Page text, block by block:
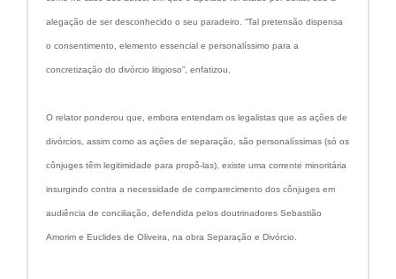
alegação de ser desconhecido o seu paradeiro. “Tal pretensão dispensa
o consentimento, elemento essencial e personalíssimo para a
concretização do divórcio litigioso”, enfatizou.
O relator ponderou que, embora entendam os legalistas que as ações de
divórcios, assim como as ações de separação, são personalíssimas (só os
cônjuges têm legitimidade para propô-las), existe uma corrente minoritária
insurgindo contra a necessidade de comparecimento dos cônjuges em
audiência de conciliação, defendida pelos doutrinadores Sebastião
Amorim e Euclides de Oliveira, na obra Separação e Divórcio.